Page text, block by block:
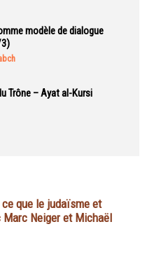
modèle de dialogue
Trône – Ayat al-Kursi
que le judaïsme et
Marc Neiger et Michaël